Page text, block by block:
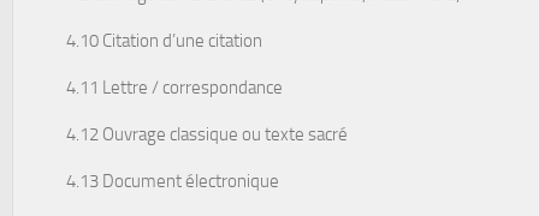
4.10 Citation d’une citation
4.11 Lettre / correspondance
4.12 Ouvrage classique ou texte sacré
4.13 Document électronique